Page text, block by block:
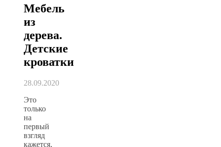
Мебель
из
дерева.
Детские
кроватки
28.09.2020
Это
только
на
первый
взгляд
кажется,